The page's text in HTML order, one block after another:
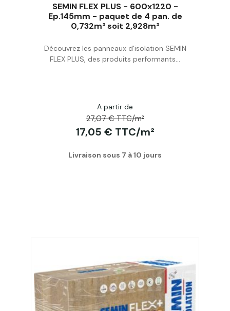
SEMIN FLEX PLUS - 600x1220 -
Ep.145mm - paquet de 4 pan. de
0,732m² soit 2,928m²
Découvrez les panneaux d'isolation SEMIN
FLEX PLUS, des produits performants...
A partir de
27,07 € TTC/m²
17,05 € TTC/m²
Livraison sous 7 à 10 jours